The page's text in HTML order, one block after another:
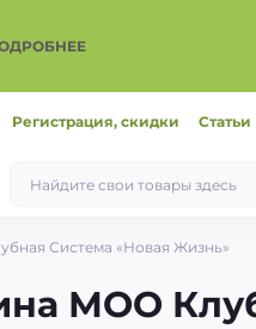
Регистрация, скидки Статьи
Система «Новая Жизнь»
МОО